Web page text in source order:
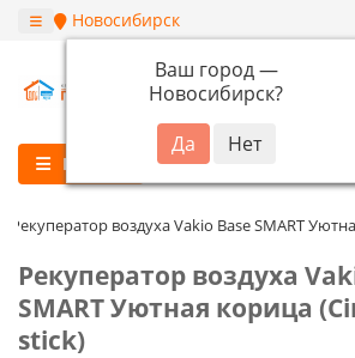
Новосибирск
Ваш город —
Новосибирск?
+7 (913)
Каталог
Рекуператор воздуха Vakio Base SMART
Рекуператор воздуха
SMART Уютная корица
stick)